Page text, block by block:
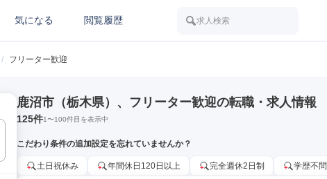
気になる 閲覧履歴 求人検索
/ フリーター歓迎
鹿沼市（栃木県）、フリーター歓迎の転職・求人情報
125件1〜100件目を表示中
こだわり条件の追加設定を忘れていませんか？
土日祝休み 年間休日120日以上 完全週休2日制 学歴不問